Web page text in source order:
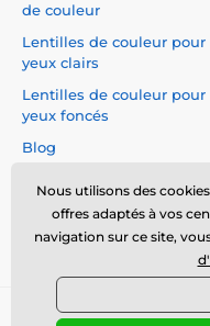
de couleur
Lentilles de couleur pour
yeux clairs
Lentilles de couleur pour
yeux foncés
Blog
© 2026
Nous utilisons des
offres adaptés à vos
navigation sur ce site,